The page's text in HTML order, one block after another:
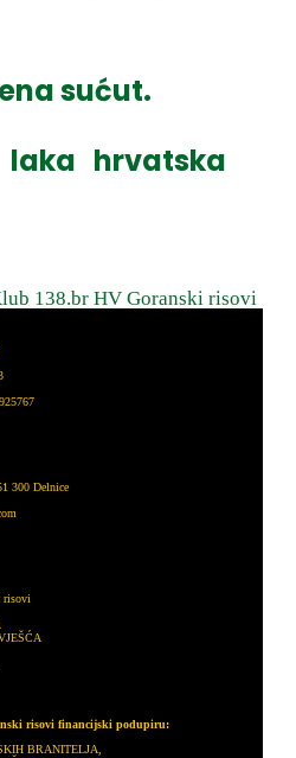
sućut.
hrvatska
138.br HV Goranski risovi
300 Delnice
risovi
risovi financijski podupiru:
BRANITELJA,